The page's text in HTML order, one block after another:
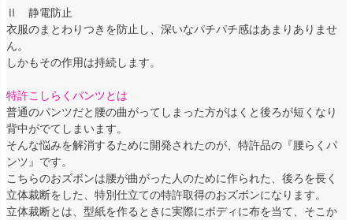
Ⅱ 静電防止
衣服のまとわりつきを防止し、深いなパチパチ感はあまりありませ
ん。
しかもその作用は持続します。
特許こしらくパンツとは
普通のパンツだと腰の曲がってしまった方がはくと後ろが短くなり
背中がでてしまいます。
そんな悩みを解消するために開発されたのが、特許品の『腰らくパ
ンツ』です。
こちらのおズボンは腰が曲がった人のために作られた、後ろを長く
立体裁断をした、特別仕立ての特許取得のおズボンになります。
立体裁断とは、型紙を作るときに実際にボディに布を当て、そこか